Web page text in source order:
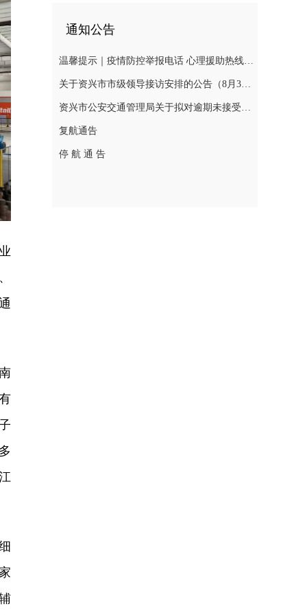
通知公告
温馨提示｜疫情防控举报电话 心理援助热线 慈善捐助热线 求助入口 辟谣入口
关于资兴市市级领导接访安排的公告（8月3日—8月7日）
资兴市公安交通管理局关于拟对逾期未接受处理的道路交通违法行为人作出行政处罚决定的公告(2026年第十三期 )
复航通告
停 航 通 告